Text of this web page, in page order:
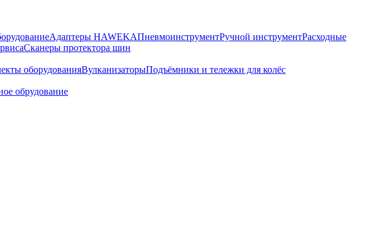
Адаптеры HAWEKAПневмоинструментРучной инструментРасходные
Сканеры протектора шин
оборудованияВулканизаторыПодъёмники и тележки для колёс
обрудование